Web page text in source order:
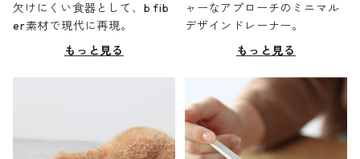
欠けにくい食器として、b fib
er素材で現代に再現。
もっと見る
ャーなアプローチのミニマル
デザインドレーナー。
もっと見る